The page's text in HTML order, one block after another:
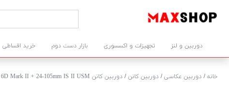
دوربین و لنز تجهیزات و اکسسوری بازار دست دوم خرید اقساطی
خانه/ دوربین عکاسی/ دوربین کانن/ دوربین کانن 6D Mark II + 24-105mm IS II USM